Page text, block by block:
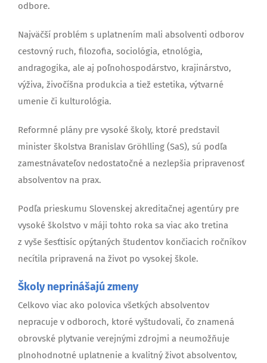
odbore.
Najväčší problém s uplatnením mali absolventi odborov
cestovný ruch, filozofia, sociológia, etnológia,
andragogika, ale aj poľnohospodárstvo, krajinárstvo,
výživa, živočíšna produkcia a tiež estetika, výtvarné
umenie či kulturológia.
Reformné plány pre vysoké školy, ktoré predstavil
minister školstva Branislav Gröhlling (SaS), sú podľa
zamestnávateľov nedostatočné a nezlepšia pripravenosť
absolventov na prax.
Podľa prieskumu Slovenskej akreditačnej agentúry pre
vysoké školstvo v máji tohto roka sa viac ako tretina
z vyše šesťtisíc opýtaných študentov končiacich ročníkov
necítila pripravená na život po vysokej škole.
Školy neprinášajú zmeny
Celkovo viac ako polovica všetkých absolventov
nepracuje v odboroch, ktoré vyštudovali, čo znamená
obrovské plytvanie verejnými zdrojmi a neumožňuje
plnohodnotné uplatnenie a kvalitný život absolventov,